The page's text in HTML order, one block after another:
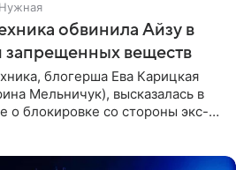
обвинила Айзу в
запрещенных веществ
блогерша Ева Карицкая
Мельничук), высказалась в
о блокировке со стороны экс-